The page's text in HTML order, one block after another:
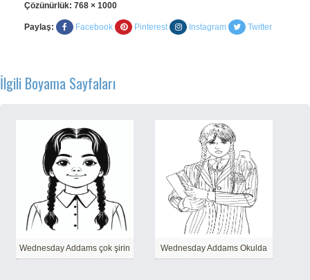
Çözünürlük: 768 × 1000
Paylaş: Facebook Pinterest Instagram Twitter
İlgili Boyama Sayfaları
Wednesday Addams çok şirin Wednesday Addams Okulda